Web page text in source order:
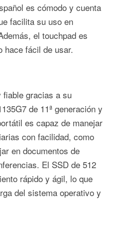
es cómodo y cuenta
facilita su uso en
el touchpad es
hace fácil de usar.
gracias a su
de 11ª generación y
es capaz de manejar
con facilidad, como
en documentos de
El SSD de 512
rápido y ágil, lo que
del sistema operativo y